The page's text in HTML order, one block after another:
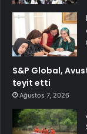
S&P Global,
teyit etti
Ağustos 7, 2026